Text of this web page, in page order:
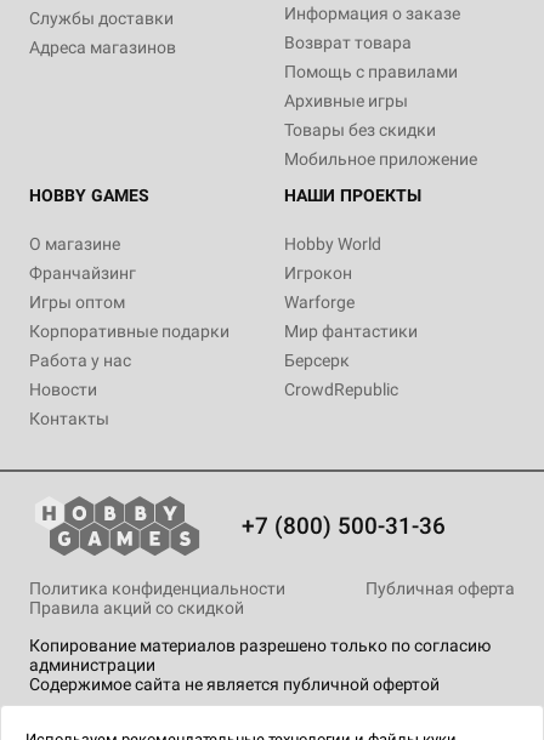
Службы доставки
Адреса магазинов
Информация о заказе
Возврат товара
Помощь с правилами
Архивные игры
Товары без скидки
Мобильное приложение
HOBBY GAMES
О магазине
Франчайзинг
Игры оптом
Корпоративные подарки
Работа у нас
Новости
Контакты
НАШИ ПРОЕКТЫ
Hobby World
Игрокон
Warforge
Мир фантастики
Берсерк
CrowdRepublic
+7 (800) 500-31-36
Копирование материалов разрешено только по согласию
администрации
Содержимое сайта не является публичной офертой
Политика конфиденциальности
Публичная оферта
Правила акций со скидкой
технологии .